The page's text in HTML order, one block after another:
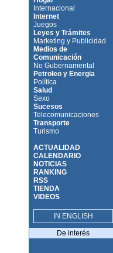
Internacional
Internet
Juegos
Leyes y Trámites
Marketing y Publicidad
Medios de
Comunicación
No Gubernamental
Petroleo y Energia
Política
Salud
Sexo
Sucesos
Telecomunicaciones
Transporte
Turismo
ACTUALIDAD
CALENDARIO
NOTICIAS
RANKING
RSS
TIENDA
VIDEOS
IN ENGLISH
De interés